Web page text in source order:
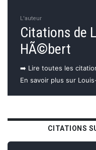
L'auteur
Citations de
HÃ©bert
➡️ Lire toutes les
En savoir plus sur
CITATIONS